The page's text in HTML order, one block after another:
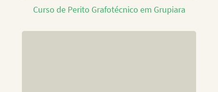
Curso de Perito Grafotécnico em Grupiara